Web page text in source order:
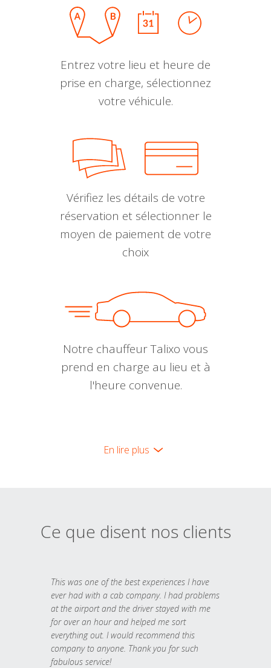
Entrez votre lieu et heure de
prise en charge, sélectionnez
votre véhicule.
Vérifiez les détails de votre
réservation et sélectionner le
moyen de paiement de votre
choix
Notre chauffeur Talixo vous
prend en charge au lieu et à
l'heure convenue.
En lire plus
Ce que disent nos clients
This was one of the best experiences I have
ever had with a cab company. I had problems
at the airport and the driver stayed with me
for over an hour and helped me sort
everything out. I would recommend this
company to anyone. Thank you for such
fabulous service!